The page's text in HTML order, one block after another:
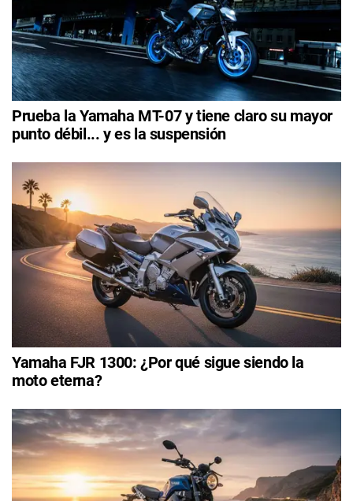
Prueba la Yamaha MT-07 y tiene claro su mayor
punto débil... y es la suspensión
Yamaha FJR 1300: ¿Por qué sigue siendo la
moto eterna?